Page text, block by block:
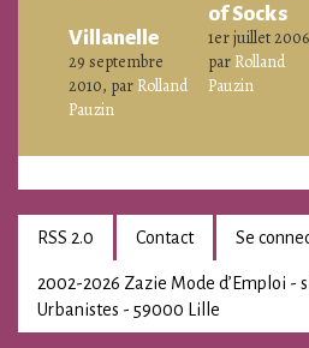
Villanelle
29 septembre
2010, parRolland
Pauzin
of Socks
1er juillet
parRolland
Pauzin
RSS 2.0 Contact Se
2002-2026 Zazie Mode d’Emploi -
Urbanistes - 59000 Lille